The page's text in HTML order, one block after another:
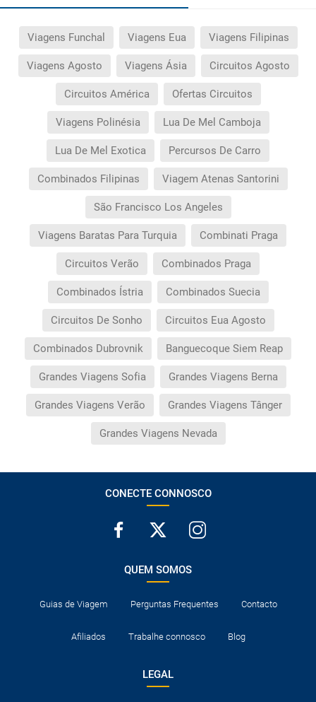
Viagens Funchal Viagens Eua Viagens Filipinas
Viagens Agosto Viagens Ásia Circuitos Agosto
Circuitos América Ofertas Circuitos
Viagens Polinésia Lua De Mel Camboja
Lua De Mel Exotica Percursos De Carro
Combinados Filipinas Viagem Atenas Santorini
São Francisco Los Angeles
Viagens Baratas Para Turquia Combinati Praga
Circuitos Verão Combinados Praga
Combinados Ístria Combinados Suecia
Circuitos De Sonho Circuitos Eua Agosto
Combinados Dubrovnik Banguecoque Siem Reap
Grandes Viagens Sofia Grandes Viagens Berna
Grandes Viagens Verão Grandes Viagens Tânger
Grandes Viagens Nevada
CONECTE CONNOSCO
QUEM SOMOS
Guias de Viagem Perguntas Frequentes Contacto
Afiliados Trabalhe connosco Blog
LEGAL